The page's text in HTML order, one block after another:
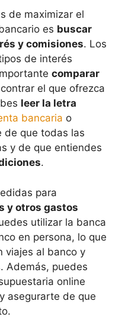
de maximizar el
es buscar
y comisiones. Los
de interés
comparar
el que ofrezca
leer la letra
bancaria o
de que todas las
y de que entiendes
.
para
y otros gastos
utilizar la banca
en persona, lo que
viajes al banco y
Además, puedes
online
asegurarte de que